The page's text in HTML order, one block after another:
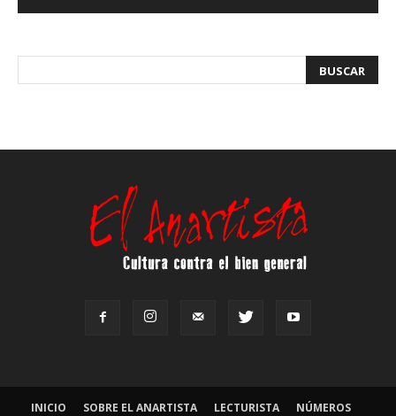
INICIO SOBRE EL ANARTISTA LECTURISTA NÚMEROS